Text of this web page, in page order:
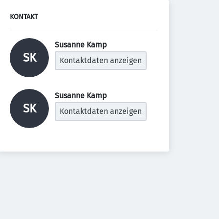
KONTAKT
SK
Susanne Kamp
Kontaktdaten anzeigen
SK
Susanne Kamp
Kontaktdaten anzeigen